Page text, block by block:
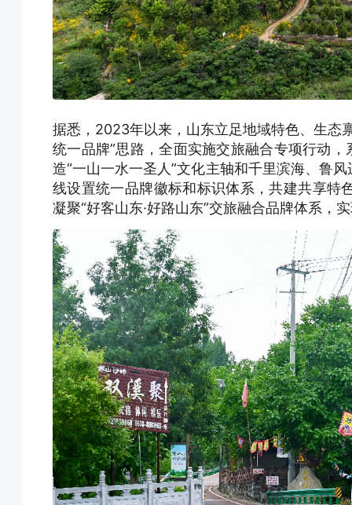
据悉，2023年以来，山东立足地域特色、生态
统一品牌”思路，全面实施交旅融合专项行动
造“一山一水一圣人”文化主轴和千里滨海、鲁
线设置统一品牌徽标和标识体系，共建共享特
凝聚“好客山东·好路山东”交旅融合品牌体系，